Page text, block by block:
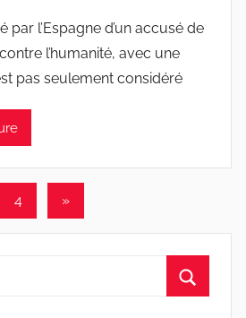
par l’Espagne d’un accusé de
l’humanité, avec une
pas seulement considéré
4
Articles
suivants
»